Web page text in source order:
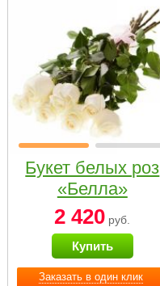
Заказать в один клик
Букет белых роз
«Белла»
2 420 руб.
Купить